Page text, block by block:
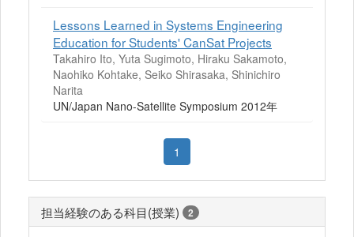
Lessons Learned in Systems Engineering
Education for Students' CanSat Projects
Takahiro Ito, Yuta Sugimoto, Hiraku Sakamoto,
Naohiko Kohtake, Seiko Shirasaka, Shinichiro
Narita
UN/Japan Nano-Satellite Symposium 2012年
1
担当経験のある科目(授業) 2